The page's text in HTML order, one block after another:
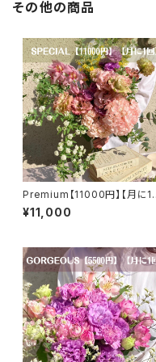
その他の商品
Premium【11000円】【月に1
回】【選べるカラー】【送料無料】
¥11,000